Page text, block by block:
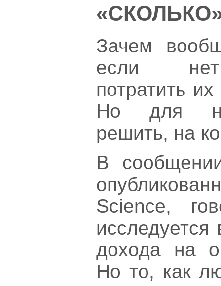
Зачем
если нет
потратить
Но для
решить, на
В
Science,
дохода на
Но то, как